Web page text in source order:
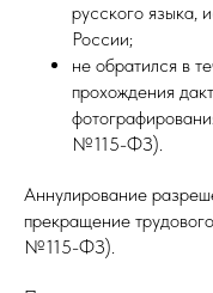
русского языка,
России;
не обратился в
прохождения
№115-ФЗ).
Аннулирование
прекращение
№115-ФЗ).